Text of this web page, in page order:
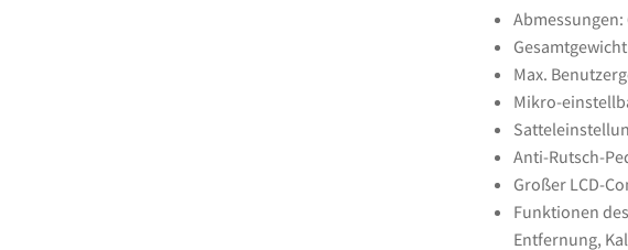
Abmessungen:
Max.
Mikro-
Anti-Rutsch-
Großer LCD-
Funktionen
Entfernung,